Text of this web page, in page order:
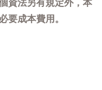
資法另有規定外，本
要成本費用。